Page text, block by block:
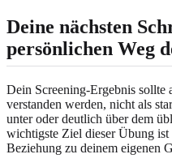
Deine nächsten
persönlichen Weg
Dein Screening-Ergebnis sollte
verstanden werden, nicht als
unter oder deutlich über dem
wichtigste Ziel dieser Übung
Beziehung zu deinem eigenen